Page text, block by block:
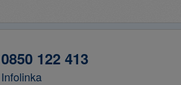
0850 122 413
Infolinka